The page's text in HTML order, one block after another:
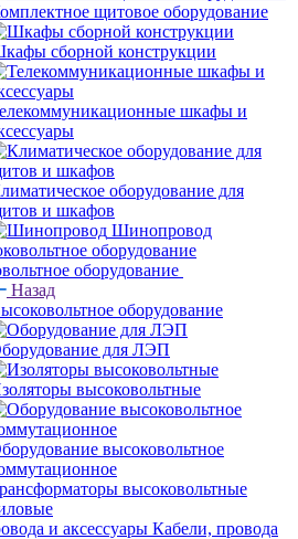
щитовое оборудование
сборной конструкции
шкафы и
оборудование для
и шкафов
Шинопровод
оборудование
Назад
оборудование
для ЛЭП
высоковольтные
высоковольтное
высоковольтные
Кабели, провода